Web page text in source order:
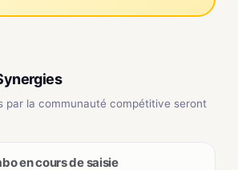
par la communauté compétitive seront
en cours de saisie